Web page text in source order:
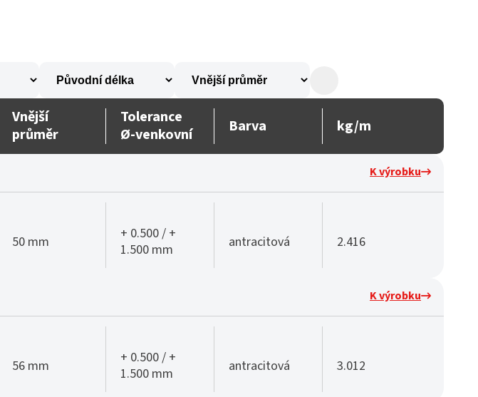
Vnější
průměr
Tolerance
Ø-venkovní
Barva kg/m
K výrobku
50 mm
+ 0.500 / +
1.500 mm
antracitová 2.416
K výrobku
56 mm
+ 0.500 / +
1.500 mm
antracitová 3.012